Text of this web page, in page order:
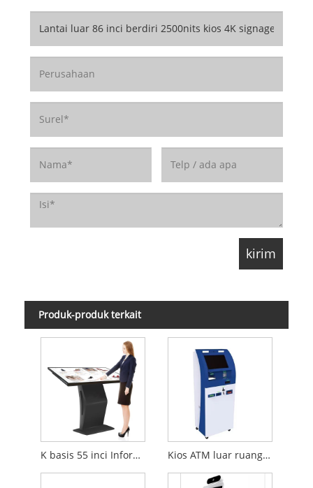
Produk-produk terkait
K basis 55 inci Information Information Kiosk Kios ATM luar ruangan